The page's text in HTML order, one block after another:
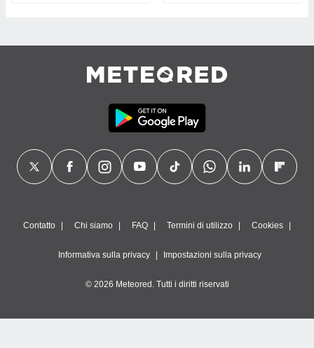
Contatto Chi siamo FAQ Termini di utilizzo Cookies
Informativa sulla privacy Impostazioni sulla privacy
© 2026 Meteored. Tutti i diritti riservati